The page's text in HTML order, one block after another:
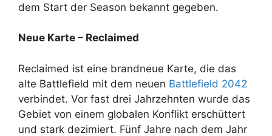
dem Start der Season bekannt gegeben.
Neue Karte – Reclaimed
Reclaimed ist eine brandneue Karte, die das
alte Battlefield mit dem neuen Battlefield 2042
verbindet. Vor fast drei Jahrzehnten wurde das
Gebiet von einem globalen Konflikt erschüttert
und stark dezimiert. Fünf Jahre nach dem Jahr